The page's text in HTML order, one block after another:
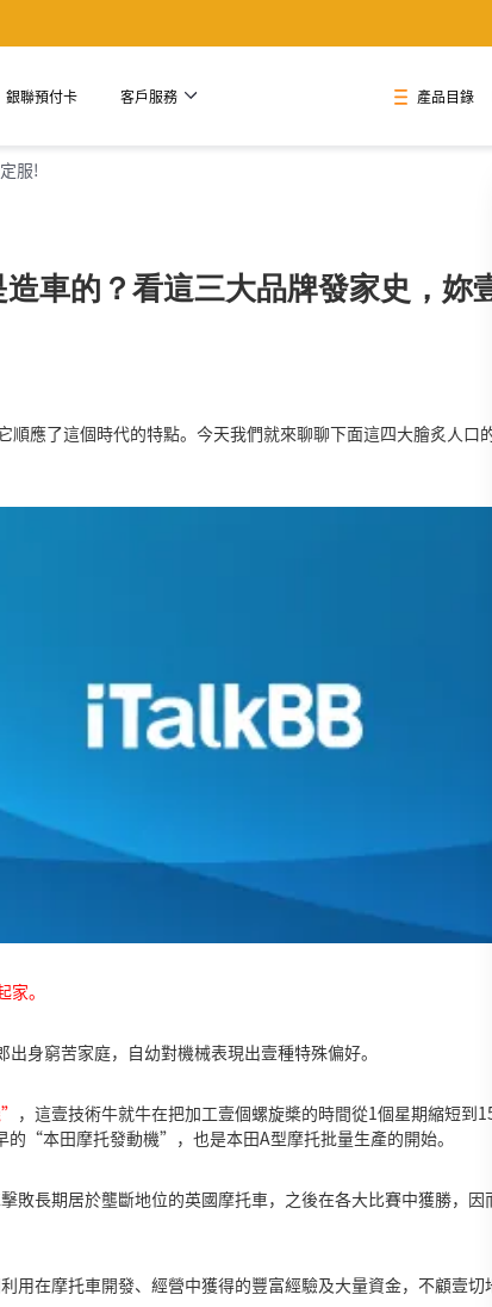
銀聯預付卡 客戶服務 產品目錄
服!
車的？看這三大品牌發家史，妳
應了這個時代的特點。今天我們就來聊聊下面這四大膾炙人口
家。
身窮苦家庭，自幼對機械表現出壹種特殊偏好。
，這壹技術牛就牛在把加工壹個螺旋槳的時間從1個星期縮短到
的“本田摩托發動機”，也是本田A型摩托批量生產的開始。
敗長期居於壟斷地位的英國摩托車，之後在各大比賽中獲勝，因
用在摩托車開發、經營中獲得的豐富經驗及大量資金，不顧壹切